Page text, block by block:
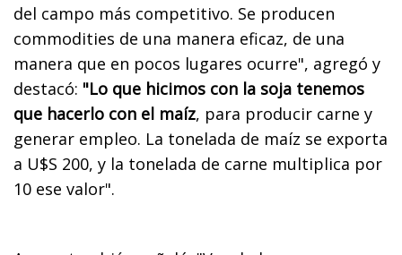
del campo más competitivo. Se producen
commodities de una manera eficaz, de una
manera que en pocos lugares ocurre", agregó y
destacó: "Lo que hicimos con la soja tenemos
que hacerlo con el maíz, para producir carne y
generar empleo. La tonelada de maíz se exporta
a U$S 200, y la tonelada de carne multiplica por
10 ese valor".